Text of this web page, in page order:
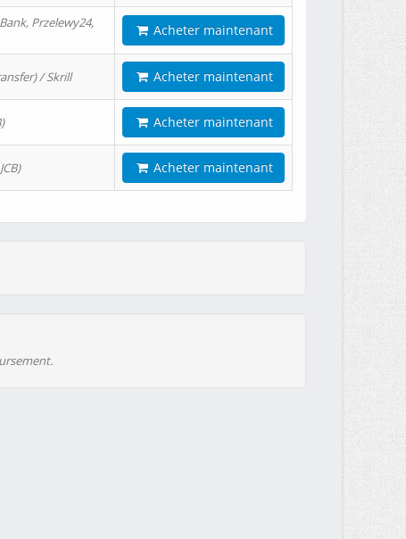
Przelewy24,
Acheter maintenant
/ Skrill Acheter maintenant
Acheter maintenant
Acheter maintenant